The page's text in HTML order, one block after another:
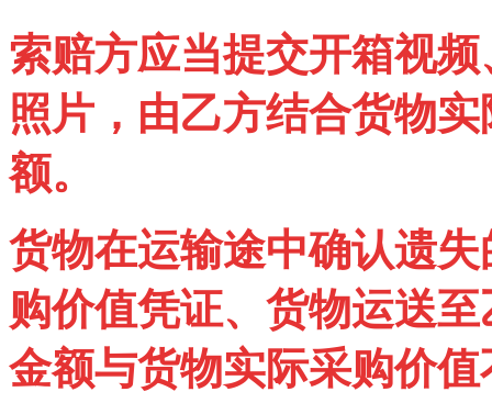
索赔方应当提交开箱视
照片，由乙方结合货物
额。
货物在运输途中确认遗
购价值凭证、货物运送
金额与货物实际采购价